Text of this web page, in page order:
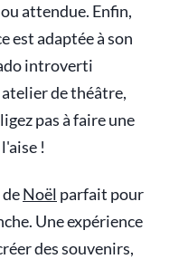
attendue. Enfin,
est adaptée à son
introverti
de théâtre,
pas à faire une
!
deNoël parfait pour
Une expérience
des souvenirs,